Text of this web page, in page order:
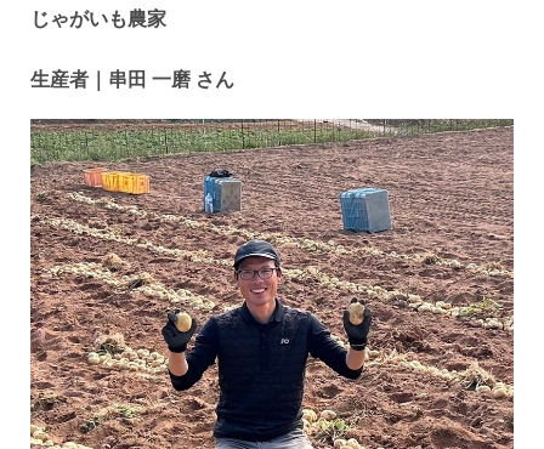
じゃがいも農家
生産者｜ 串田 一磨 さん